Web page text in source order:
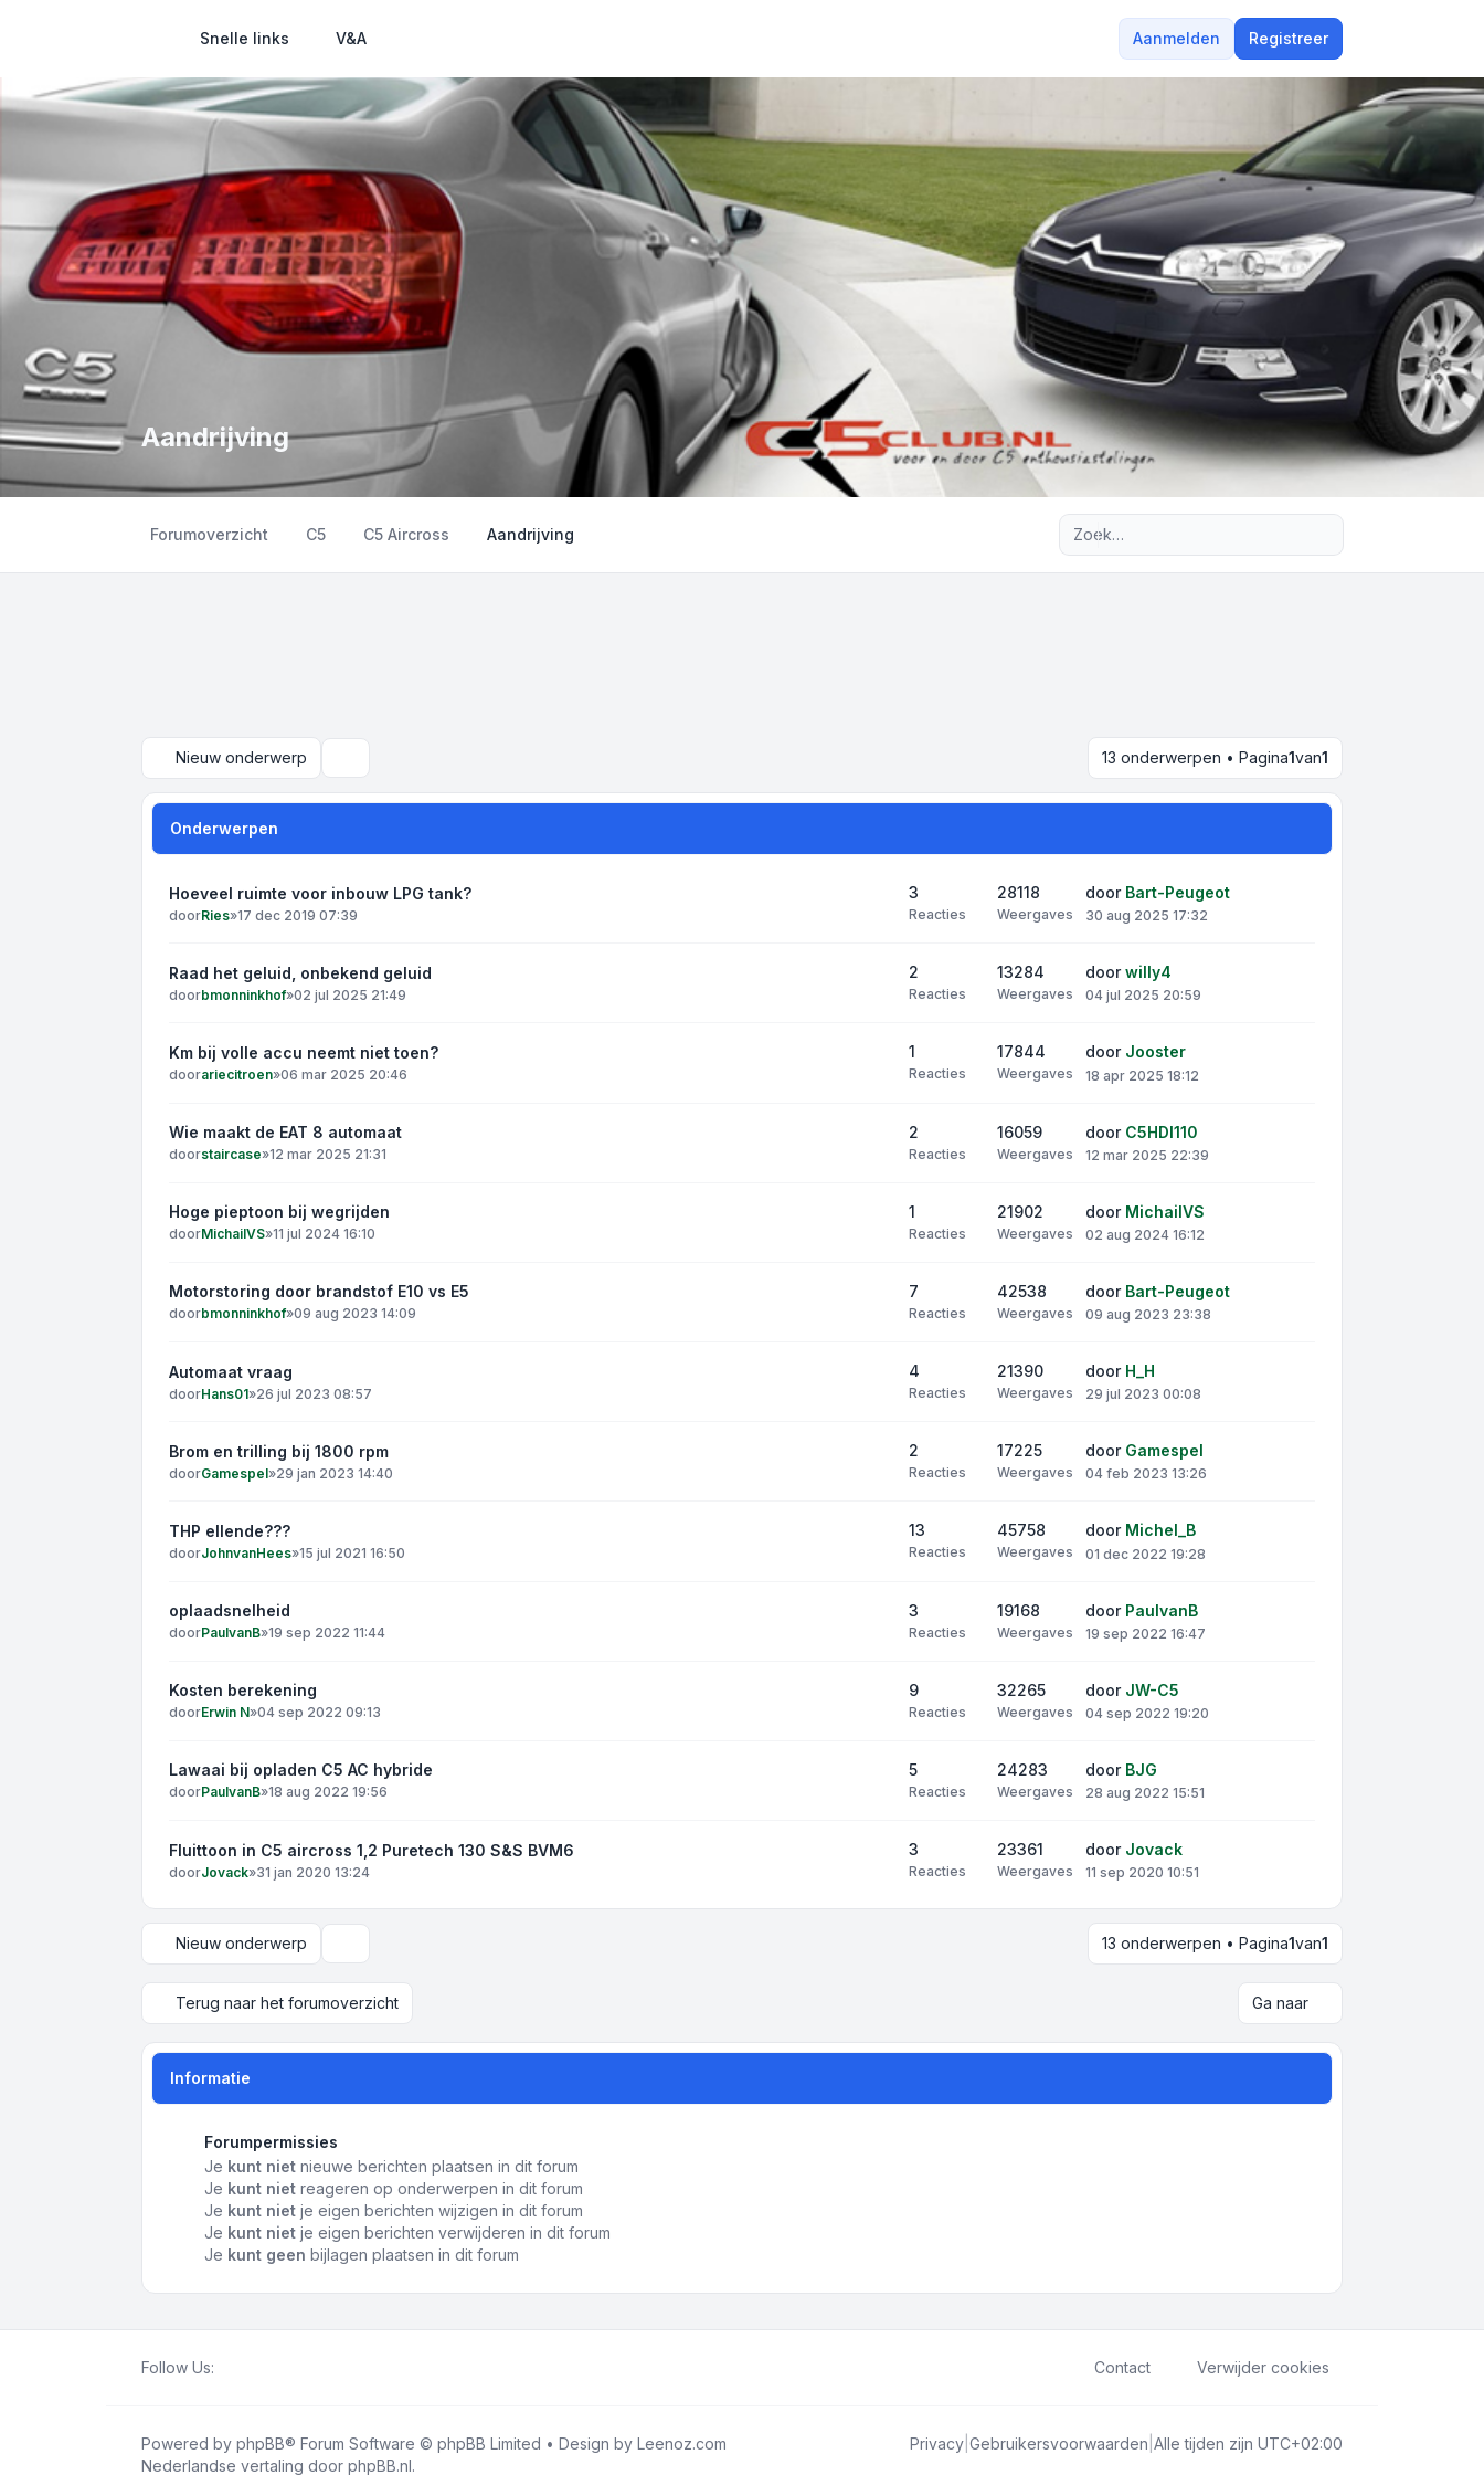
Snelle links V&A Aanmelden Registreer
Aandrijving
Forumoverzicht C5 C5 Aircross Aandrijving
Nieuw onderwerp 13 onderwerpen • Pagina1van1
Onderwerpen
Hoeveel ruimte voor inbouw LPG tank?
doorRies»17 dec 2019 07:39
3
Reacties
28118
Weergaves
door Bart-Peugeot
30 aug 2025 17:32
Raad het geluid, onbekend geluid
doorbmonninkhof»02 jul 2025 21:49
2
Reacties
13284
Weergaves
doorwilly4
04 jul 2025 20:59
Km bij volle accu neemt niet toen?
doorariecitroen»06 mar 2025 20:46
1
Reacties
17844
Weergaves
door Jooster
18 apr 2025 18:12
Wie maakt de EAT 8 automaat
doorstaircase»12 mar 2025 21:31
2
Reacties
16059
Weergaves
door C5HDI110
12 mar 2025 22:39
Hoge pieptoon bij wegrijden
doorMichailVS»11 jul 2024 16:10
1
Reacties
21902
Weergaves
door MichailVS
02 aug 2024 16:12
Motorstoring door brandstof E10 vs E5
doorbmonninkhof»09 aug 2023 14:09
7
Reacties
42538
Weergaves
door Bart-Peugeot
09 aug 2023 23:38
Automaat vraag
doorHans01»26 jul 2023 08:57
4
Reacties
21390
Weergaves
door H_H
29 jul 2023 00:08
Brom en trilling bij 1800 rpm
doorGamespel»29 jan 2023 14:40
2
Reacties
17225
Weergaves
door Gamespel
04 feb 2023 13:26
THP ellende???
doorJohnvanHees»15 jul 2021 16:50
13
Reacties
45758
Weergaves
door Michel_B
01 dec 2022 19:28
oplaadsnelheid
doorPaulvanB»19 sep 2022 11:44
3
Reacties
19168
Weergaves
door PaulvanB
19 sep 2022 16:47
Kosten berekening
doorErwin N»04 sep 2022 09:13
9
Reacties
32265
Weergaves
door JW-C5
04 sep 2022 19:20
Lawaai bij opladen C5 AC hybride
doorPaulvanB»18 aug 2022 19:56
5
Reacties
24283
Weergaves
door BJG
28 aug 2022 15:51
Fluittoon in C5 aircross 1,2 Puretech 130 S&S BVM6
doorJovack»31 jan 2020 13:24
3
Reacties
23361
Weergaves
door Jovack
11 sep 2020 10:51
Nieuw onderwerp 13 onderwerpen • Pagina1van1
Terug naar het forumoverzicht Ga naar
Informatie
Forumpermissies
Je kunt niet nieuwe berichten plaatsen in dit forum
Je kunt niet reageren op onderwerpen in dit forum
Je kunt niet je eigen berichten wijzigen in dit forum
Je kunt niet je eigen berichten verwijderen in dit forum
Je kunt geen bijlagen plaatsen in dit forum
Follow Us: Contact Verwijder cookies
Powered by phpBB® Forum Software © phpBB Limited • Design by Leenoz.com
Nederlandse vertaling door phpBB.nl.
Privacy Gebruikersvoorwaarden Alle tijden zijn UTC+02:00